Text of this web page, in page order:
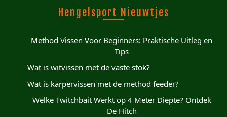
Hengelsport Nieuwtjes
Method Vissen Voor Beginners: Praktische Uitleg en
Tips
Wat is witvissen met de vaste stok?
Wat is karpervissen met de method feeder?
Welke Twitchbait Werkt op 4 Meter Diepte? Ontdek
De Hitch